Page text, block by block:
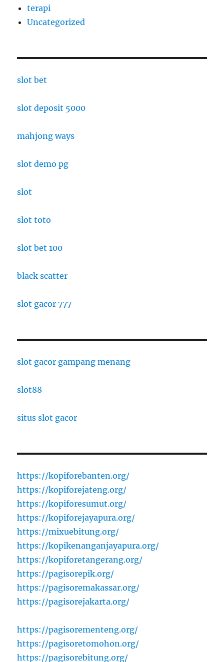
terapi
Uncategorized
slot bet
slot deposit 5000
mahjong ways
slot demo pg
slot
slot toto
slot bet 100
black scatter
slot gacor 777
slot gacor gampang menang
slot88
situs slot gacor
https://kopiforebanten.org/
https://kopiforejateng.org/
https://kopiforesumut.org/
https://kopiforejayapura.org/
https://mixuebitung.org/
https://kopikenanganjayapura.org/
https://kopiforetangerang.org/
https://pagisorepik.org/
https://pagisoremakassar.org/
https://pagisorejakarta.org/
https://pagisorementeng.org/
https://pagisoretomohon.org/
https://pagisorebitung.org/